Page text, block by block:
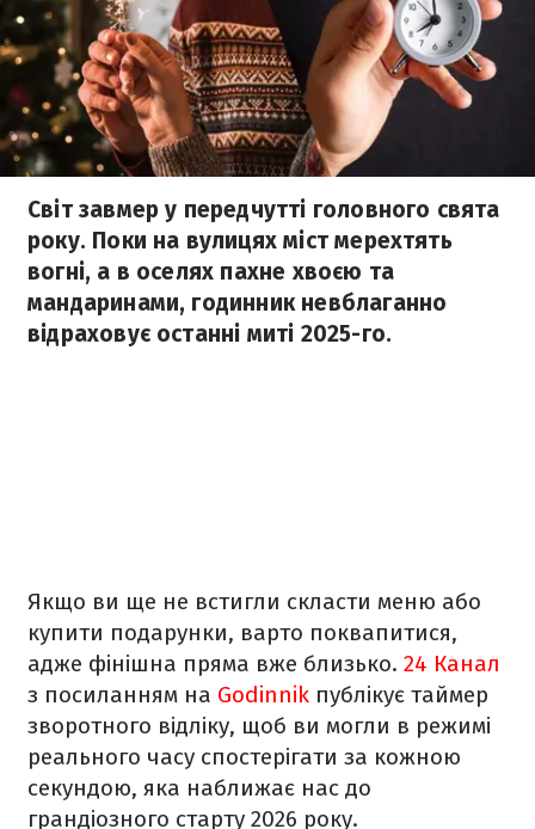
Світ завмер у передчутті головного свята
року. Поки на вулицях міст мерехтять
вогні, а в оселях пахне хвоєю та
мандаринами, годинник невблаганно
відраховує останні миті 2025-го.
Якщо ви ще не встигли скласти меню або
купити подарунки, варто поквапитися,
адже фінішна пряма вже близько. 24 Канал
з посиланням на Godinnik публікує таймер
зворотного відліку, щоб ви могли в режимі
реального часу спостерігати за кожною
секундою, яка наближає нас до
грандіозного старту 2026 року.